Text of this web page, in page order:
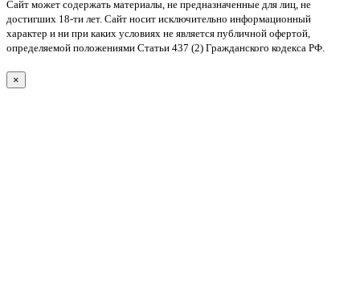
Сайт может содержать материалы, не предназначенные для лиц, не
достигших 18-ти лет. Cайт носит исключительно информационный
характер и ни при каких условиях не является публичной офертой,
определяемой положениями Статьи 437 (2) Гражданского кодекса РФ.
×